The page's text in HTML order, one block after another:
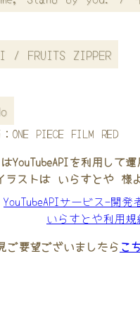
/ FRUITS ZIPPER
ONE PIECE FILM RED
YouTubeAPIを利用して運
ラストは いらすとや 様
YouTubeAPIサービス-開発
いらすとや利用規
ご要望ございましたら こ